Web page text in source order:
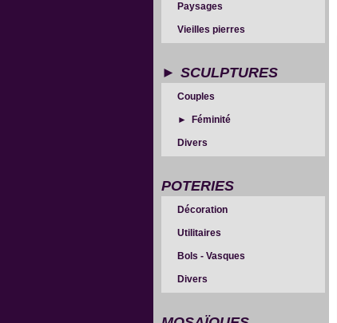
Paysages
Vieilles pierres
SCULPTURES
Couples
Féminité
Divers
POTERIES
Décoration
Utilitaires
Bols - Vasques
Divers